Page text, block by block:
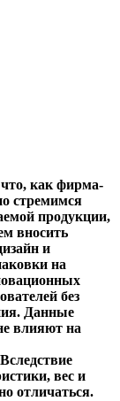
как фирма-
стремимся
продукции,
вносить
и
на
без
Данные
влияют на
вес и
отличаться.